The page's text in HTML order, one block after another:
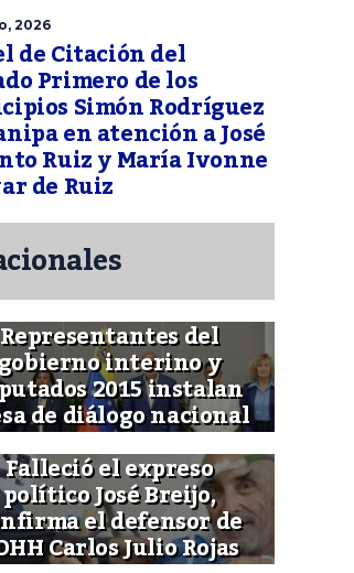
2026
de Citación del
Primero de los
Simón Rodríguez
en atención a José
Ruiz y María Ivonne
de Ruiz
Representantes del
interino y
2015 instalan
de diálogo nacional
Falleció el expreso
político José Breijo,
el defensor de
Carlos Julio Rojas